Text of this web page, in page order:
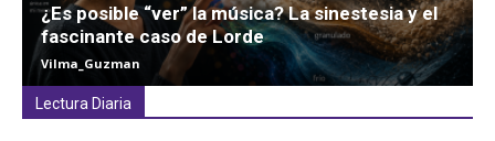
¿Es posible “ver” la música? La sinestesia y el
fascinante caso de Lorde
Vilma_Guzman
Lectura Diaria